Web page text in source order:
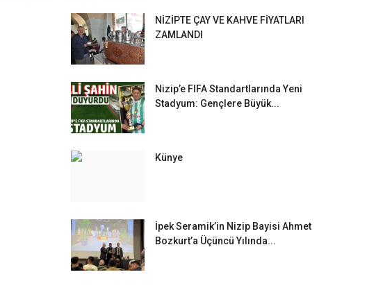
NİZİPTE ÇAY VE KAHVE FİYATLARI
ZAMLANDI
Nizip’e FIFA Standartlarında Yeni
Stadyum: Gençlere Büyük...
Künye
İpek Seramik’in Nizip Bayisi Ahmet
Bozkurt’a Üçüncü Yılında...